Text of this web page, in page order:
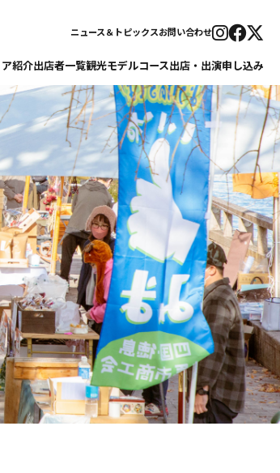
ニュース＆トピックスお問い合わせ
紹介出店者一覧観光モデルコース出店・出演申し込み